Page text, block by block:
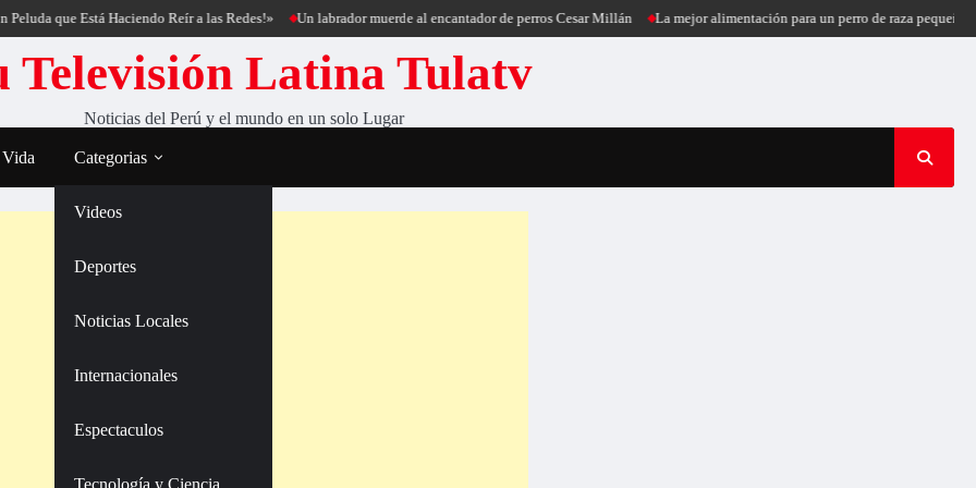
Está Haciendo Reír a las Redes!» Un labrador muerde al encantador de perros Cesar Millán La mejor alimentación para un perro de raza pequeña
Televisión Latina Tulatv
Noticias del Perú y el mundo en un solo Lugar
Categorias
Videos
Deportes
Noticias Locales
Internacionales
Espectaculos
Tecnología y Ciencia